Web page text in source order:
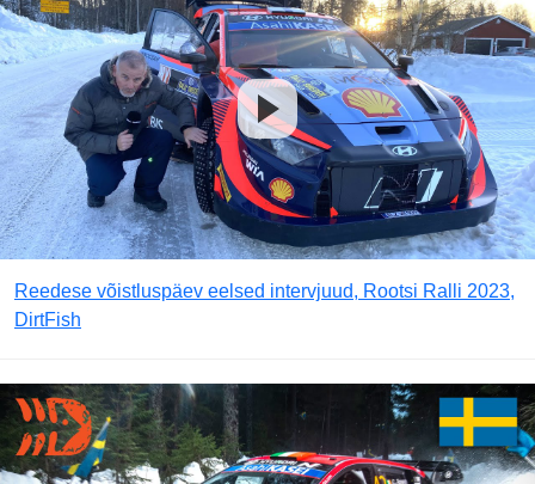
Reedese võistluspäev eelsed intervjuud, Rootsi Ralli 2023,
DirtFish